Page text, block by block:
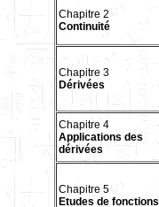
Chapitre 2
Continuité
Chapitre 3
Dérivées
Chapitre 4
Applications des
dérivées
Chapitre 5
Etudes de fonctions